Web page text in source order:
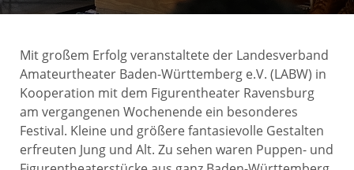
Mit großem Erfolg veranstaltete der Landesverband
Amateurtheater Baden-Württemberg e.V. (LABW) in
Kooperation mit dem Figurentheater Ravensburg
am vergangenen Wochenende ein besonderes
Festival. Kleine und größere fantasievolle Gestalten
erfreuten Jung und Alt. Zu sehen waren Puppen- und